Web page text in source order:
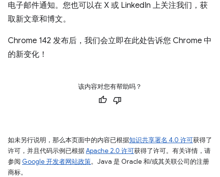
电子邮件通知。您也可以在 X 或 LinkedIn 上关注我们，获
取新文章和博文。
Chrome 142 发布后，我们会立即在此处告诉您 Chrome 中
的新变化！
该内容对您有帮助吗？
如未另行说明，那么本页面中的内容已根据知识共享署名 4.0 许可获得了
许可，并且代码示例已根据Apache 2.0 许可获得了许可。有关详情，请
参阅 Google 开发者网站政策。Java 是 Oracle 和/或其关联公司的注册
商标。